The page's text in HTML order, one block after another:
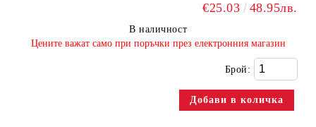
€25.03 48.95лв.
В наличност
​Цените важат само при поръчки през електронния магазин
Брой: